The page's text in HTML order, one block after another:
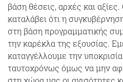
βάση θέσεις, αρχές και
καταλάβει ότι η
στη βάση προγραμματικής
την καρέκλα της εξουσίας.
καταγγέλλουμε την
ταυτοχρόνως όμως να μην